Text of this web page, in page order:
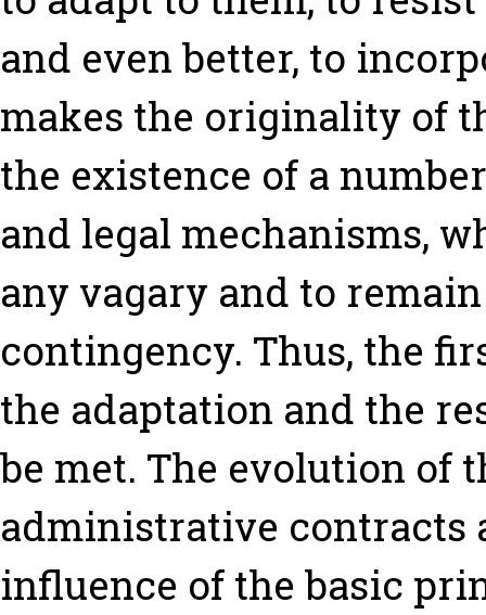
and even better, to
makes the originality of
the existence of a
and legal mechanisms,
any vagary and to
contingency. Thus, the
the adaptation and the
be met. The evolution of
administrative contracts
influence of the basic